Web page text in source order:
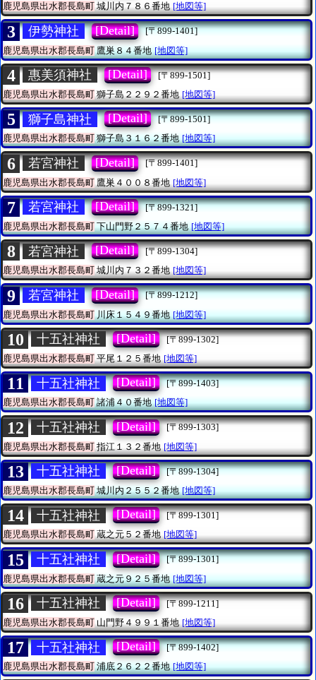
鹿児島県出水郡長島町城川内７８６番地 [地図等]
3 伊勢神社 [Detail]
[〒899-1401]
鹿児島県出水郡長島町鷹巣８４番地 [地図等]
4 惠美須神社 [Detail]
[〒899-1501]
鹿児島県出水郡長島町 獅子島２２９２番地 [地図等]
5 獅子島神社 [Detail]
[〒899-1501]
鹿児島県出水郡長島町獅子島３１６２番地 [地図等]
6 若宮神社 [Detail]
[〒899-1401]
鹿児島県出水郡長島町 鷹巣４００８番地 [地図等]
7 若宮神社 [Detail]
[〒899-1321]
鹿児島県出水郡長島町下山門野２５７４番地 [地図等]
8 若宮神社 [Detail]
[〒899-1304]
鹿児島県出水郡長島町城川内７３２番地 [地図等]
9 若宮神社 [Detail]
[〒899-1212]
鹿児島県出水郡長島町川床１５４９番地 [地図等]
10 十五社神社 [Detail]
[〒899-1302]
鹿児島県出水郡長島町 平尾１２５番地 [地図等]
11 十五社神社 [Detail]
[〒899-1403]
鹿児島県出水郡長島町諸浦４０番地 [地図等]
12 十五社神社 [Detail]
[〒899-1303]
鹿児島県出水郡長島町 指江１３２番地 [地図等]
13 十五社神社 [Detail]
[〒899-1304]
鹿児島県出水郡長島町城川内２５５２番地 [地図等]
14 十五社神社 [Detail]
[〒899-1301]
鹿児島県出水郡長島町蔵之元５２番地 [地図等]
15 十五社神社 [Detail]
[〒899-1301]
鹿児島県出水郡長島町蔵之元９２５番地 [地図等]
16 十五社神社 [Detail]
[〒899-1211]
鹿児島県出水郡長島町 山門野４９９１番地 [地図等]
17 十五社神社 [Detail]
[〒899-1402]
鹿児島県出水郡長島町浦底２６２２番地 [地図等]